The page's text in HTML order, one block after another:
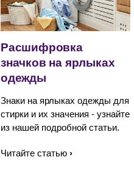
Расшифровка
значков на ярлыках
одежды
Знаки на ярлыках одежды для
стирки и их значения - узнайте
из нашей подробной статьи.
Читайте статью